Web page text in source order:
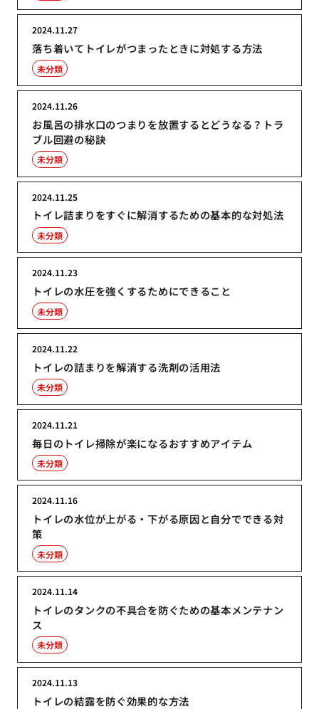
落ち着いてトイレがつまったときに対処する方法
2024.11.27
未分類
お風呂の排水口のつまりを放置するとどうなる？トラ
ブル回避の秘訣
2024.11.26
未分類
トイレ詰まりをすぐに解消するための基本的な対処法
2024.11.25
未分類
トイレの水圧を強くするためにできること
2024.11.23
未分類
トイレの詰まりを解消する洗剤の活用法
2024.11.22
未分類
毎日のトイレ掃除が楽になるおすすめアイテム
2024.11.21
未分類
トイレの水位が上がる・下がる原因と自分でできる対
策
2024.11.16
未分類
トイレのタンクの不具合を防ぐための基本メンテナン
ス
2024.11.14
未分類
トイレの結露を防ぐ効果的な方法
2024.11.13